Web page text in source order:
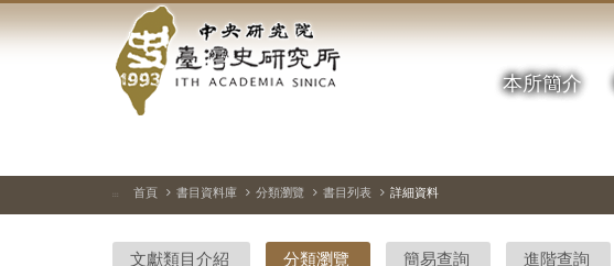
到
中
央
研
院-
臺
本所簡介
::: 首頁 書目資料庫 分類瀏覽 書目列表 詳細資料
文獻類目介紹 分類瀏覽 簡易查詢 進階查詢